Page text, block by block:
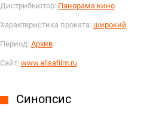
Дистрибьютор: Панорама кино
Характеристика проката: широкий
Период: Архив
Сайт: www.alisafilm.ru
Синопсис